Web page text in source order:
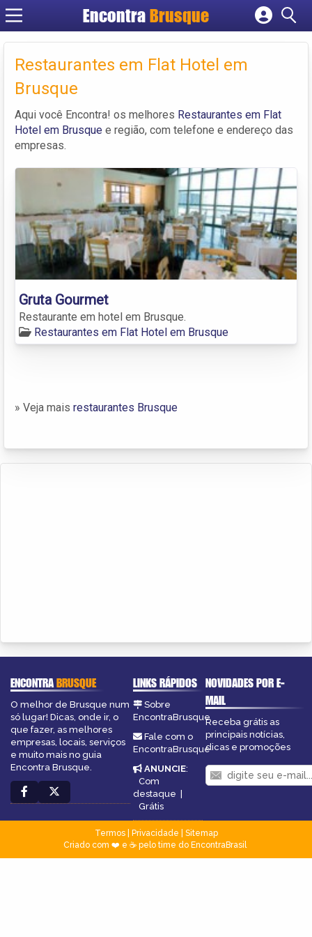
EncontraBrusque
Cadastrar empresa
Criar conta
Restaurantes em Flat Hotel em
Brusque
Aqui você Encontra! os melhores Restaurantes em Flat
Hotel em Brusque e região, com telefone e endereço das
empresas.
Gruta Gourmet
Restaurante em hotel em Brusque.
Restaurantes em Flat Hotel em Brusque
» Veja mais restaurantes Brusque
ENCONTRABRUSQUE
O melhor de Brusque num
só lugar! Dicas, onde ir, o
que fazer, as melhores
empresas, locais, serviços
e muito mais no guia
Encontra Brusque.
LINKS RÁPIDOS
Sobre
EncontraBrusque
Fale com o
EncontraBrusque
ANUNCIE:
Com
destaque |
Grátis
NOVIDADES POR E-
MAIL
Receba grátis as
principais notícias,
dicas e promoções
Termos| Privacidade
Sitemap
Criado com ❤️ e ☕ pelo time do EncontraBrasil